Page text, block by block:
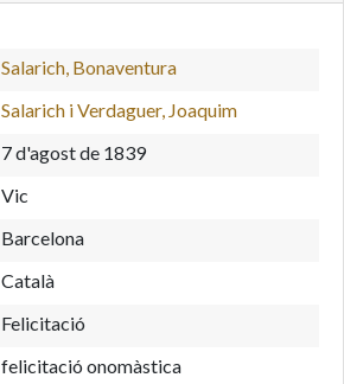
Salarich, Bonaventura
Salarich i Verdaguer, Joaquim
7 d'agost de 1839
Vic
Barcelona
Català
Felicitació
felicitació onomàstica